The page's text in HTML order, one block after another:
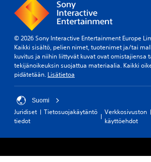
© 2026 Sony Interactive Entertainment Europe
Kaikki sisältö, pelien nimet, tuotenimet ja/tai
kuvitus ja niihin liittyvät kuvat ovat omistajiensa
tekijänoikeuksin suojattua materiaalia. Kaikki
pidätetään. Lisätietoa
Suomi
Juridiset
tiedot
Tietosuojakäytäntö
Verkkosivuston
käyttöehdot